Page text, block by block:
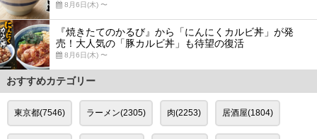
8月6日(木) 〜
『焼きたてのかるび』から「にんにくカルビ丼」が発
売！大人気の「豚カルビ丼」も待望の復活
8月6日(木) 〜
おすすめカテゴリー
東京都(7546) ラーメン(2305) 肉(2253) 居酒屋(1804)